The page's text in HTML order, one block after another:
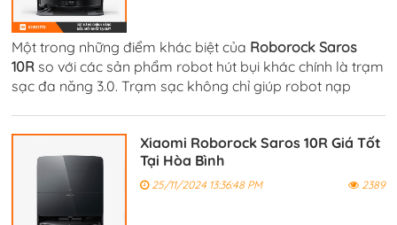
Một trong những điểm khác biệt của Roborock Saros
10R so với các sản phẩm robot hút bụi khác chính là trạm
sạc đa năng 3.0. Trạm sạc không chỉ giúp robot nạp
Xiaomi Roborock Saros 10R Giá Tốt
Tại Hòa Bình
25/11/2024 13:36:48 PM 2389